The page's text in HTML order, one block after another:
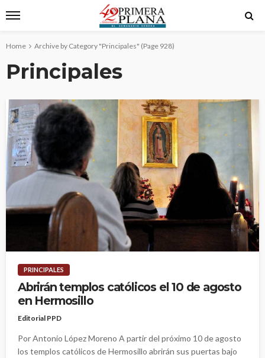
Home Archive by Category "Principales" (Page 928)
Principales
PRINCIPALES
Abrirán templos católicos el 10 de agosto
en Hermosillo
Editorial PPD
Por Antonio López Moreno A partir del próximo 10 de agosto
los templos católicos de Hermosillo abrirán sus puertas bajo